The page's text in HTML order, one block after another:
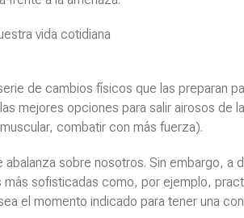
vida cotidiana
de cambios físicos que las preparan
mejores opciones para salir airosos de
combatir con más fuerza).
sobre nosotros. Sin embargo, a
sofisticadas como, por ejemplo,
el momento indicado para tener una